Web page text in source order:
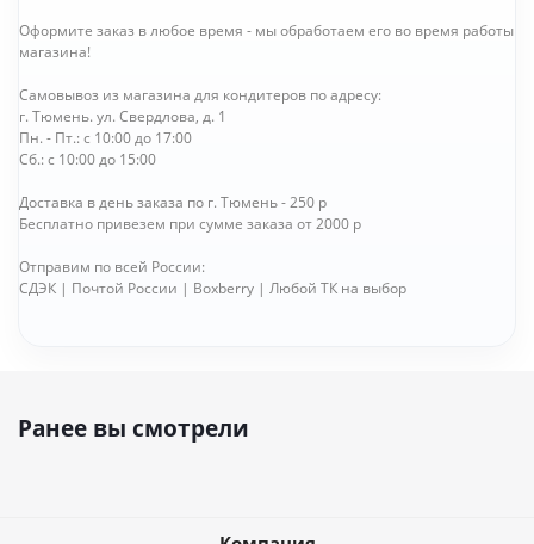
Оформите заказ в любое время - мы обработаем его во время работы
магазина!
Самовывоз из магазина для кондитеров по адресу:
г. Тюмень. ул. Свердлова, д. 1
Пн. - Пт.: с 10:00 до 17:00
Сб.: с 10:00 до 15:00
Доставка в день заказа по г. Тюмень - 250 р
Бесплатно привезем при сумме заказа от 2000 р
Отправим по всей России:
СДЭК | Почтой России | Boxberry | Любой ТК на выбор
Ранее вы смотрели